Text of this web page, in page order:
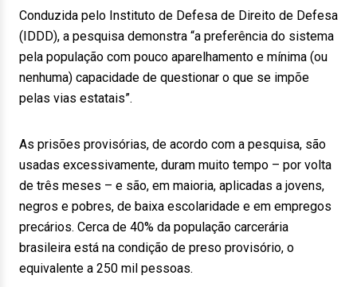
Conduzida pelo Instituto de Defesa de Direito de Defesa
(IDDD), a pesquisa demonstra “a preferência do sistema
pela população com pouco aparelhamento e mínima (ou
nenhuma) capacidade de questionar o que se impõe
pelas vias estatais”.
As prisões provisórias, de acordo com a pesquisa, são
usadas excessivamente, duram muito tempo – por volta
de três meses – e são, em maioria, aplicadas a jovens,
negros e pobres, de baixa escolaridade e em empregos
precários. Cerca de 40% da população carcerária
brasileira está na condição de preso provisório, o
equivalente a 250 mil pessoas.